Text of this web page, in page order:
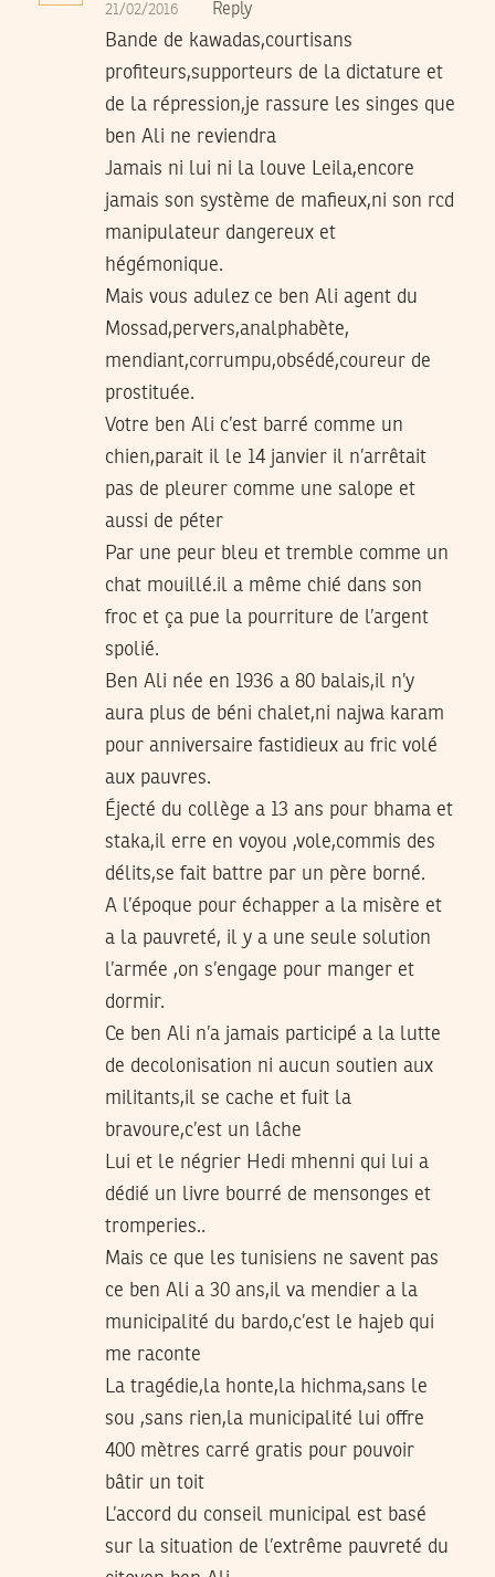
21/02/2016 Reply
Bande de kawadas,courtisans
profiteurs,supporteurs de la dictature et
de la répression,je rassure les singes que
ben Ali ne reviendra
Jamais ni lui ni la louve Leila,encore
jamais son système de mafieux,ni son rcd
manipulateur dangereux et
hégémonique.
Mais vous adulez ce ben Ali agent du
Mossad,pervers,analphabète,
mendiant,corrumpu,obsédé,coureur de
prostituée.
Votre ben Ali c’est barré comme un
chien,parait il le 14 janvier il n’arrêtait
pas de pleurer comme une salope et
aussi de péter
Par une peur bleu et tremble comme un
chat mouillé.il a même chié dans son
froc et ça pue la pourriture de l’argent
spolié.
Ben Ali née en 1936 a 80 balais,il n’y
aura plus de béni chalet,ni najwa karam
pour anniversaire fastidieux au fric volé
aux pauvres.
Éjecté du collège a 13 ans pour bhama et
staka,il erre en voyou ,vole,commis des
délits,se fait battre par un père borné.
A l’époque pour échapper a la misère et
a la pauvreté, il y a une seule solution
l’armée ,on s’engage pour manger et
dormir.
Ce ben Ali n’a jamais participé a la lutte
de decolonisation ni aucun soutien aux
militants,il se cache et fuit la
bravoure,c’est un lâche
Lui et le négrier Hedi mhenni qui lui a
dédié un livre bourré de mensonges et
tromperies..
Mais ce que les tunisiens ne savent pas
ce ben Ali a 30 ans,il va mendier a la
municipalité du bardo,c’est le hajeb qui
me raconte
La tragédie,la honte,la hichma,sans le
sou ,sans rien,la municipalité lui offre
400 mètres carré gratis pour pouvoir
bâtir un toit
L’accord du conseil municipal est basé
sur la situation de l’extrême pauvreté du